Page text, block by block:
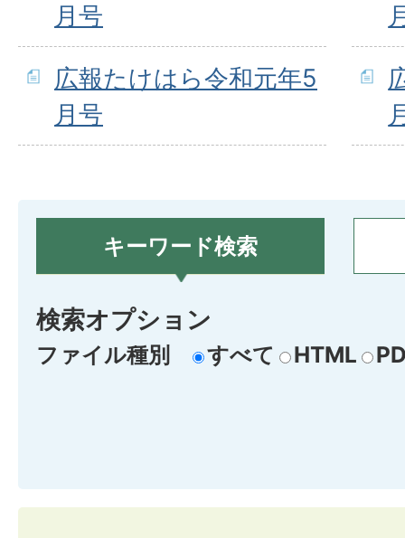
月号
広報たけはら令和元年5
月号
キーワード検索
検索オプション
ファイル種別 すべて HTML